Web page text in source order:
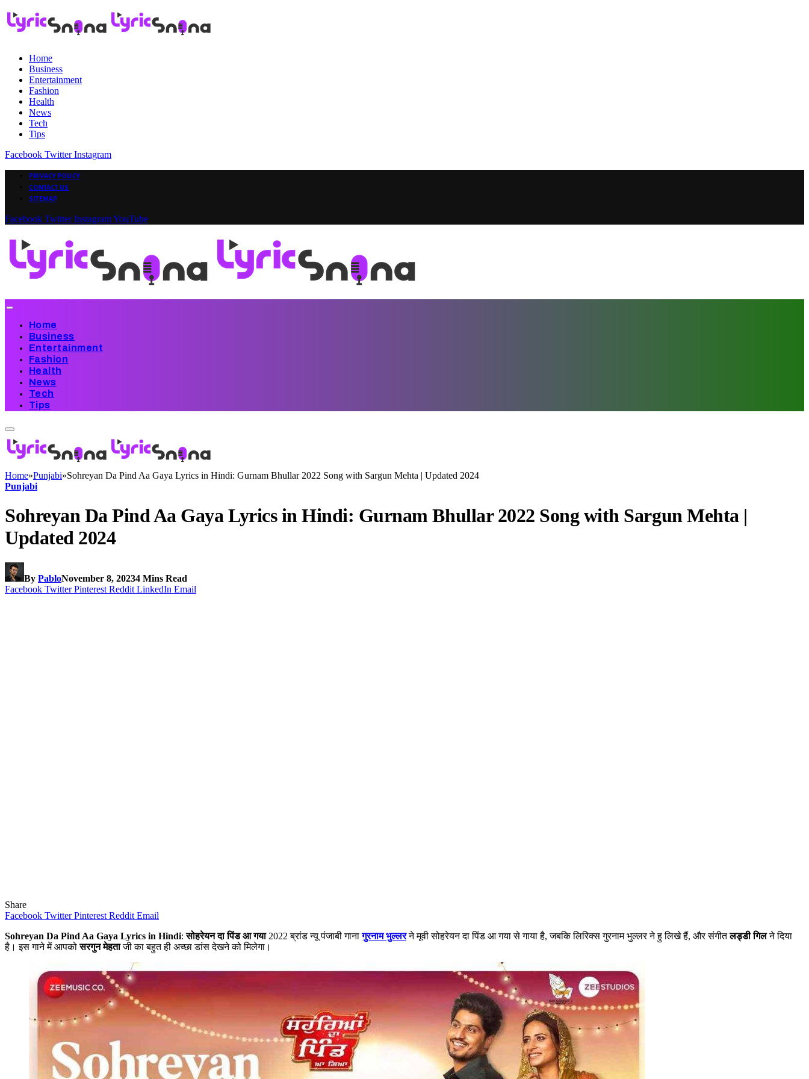
Home
Business
Entertainment
Fashion
Health
News
Tech
Tips
Facebook Twitter Instagram
PRIVACY POLICY
CONTACT US
SITEMAP
Facebook Twitter InstagramYouTube
Home
Business
Entertainment
Fashion
Health
News
Tech
Tips
Home»Punjabi»Sohreyan Da Pind Aa Gaya Lyrics in Hindi: Gurnam Bhullar 2022 Song with Sargun Mehta | Updated 2024
Punjabi
Sohreyan Da Pind Aa Gaya Lyrics in Hindi: Gurnam Bhullar 2022 Song with Sargun Mehta |
Updated 2024
By PabloNovember 8, 20234 Mins Read
Facebook Twitter Pinterest Reddit LinkedIn Email
Share
Facebook Twitter Pinterest Reddit Email
Sohreyan Da Pind Aa Gaya Lyrics in Hindi:सोहरेयन दा पिंड आ गया2022 ब्रांड न्यू पंजाबी गानागुरनाम भुल्लरने मूवी सोहरेयन दा पिंड आ गया से गाया है, जबकि लिरिक्स गुरनाम भुल्लर ने हु लिखे हैं, और संगीतलड्डी गिलने दिया
है। इस गाने में आपकोसरगुन मेहताजी का बहुत ही अच्छा डांस देखने को मिलेगा।